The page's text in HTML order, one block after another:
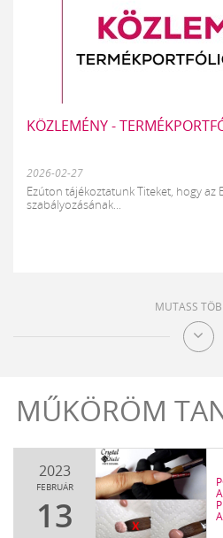
KÖZLEMÉNY -
2026-02-27
Ezúton tájékoztatunk Titeket, hogy az
szabályozásának...
MUTASS
MŰKÖRÖM
2023
FEBRUÁR
13